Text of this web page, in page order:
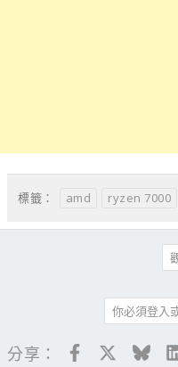
標籤： amd ryzen 7000
你必須登入
分享： Facebook